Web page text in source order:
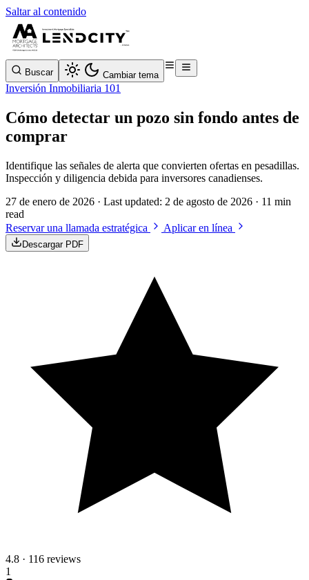
Saltar al contenido
Buscar Cambiar tema
Inversión Inmobiliaria 101
Cómo detectar un pozo sin fondo antes de
comprar
Identifique las señales de alerta que convierten ofertas en pesadillas.
Inspección y diligencia debida para inversores canadienses.
27 de enero de 2026 · Last updated: 2 de agosto de 2026 · 11 min
read
Reservar una llamada estratégica
Aplicar en línea
Descargar PDF
4.8 · 116 reviews
1